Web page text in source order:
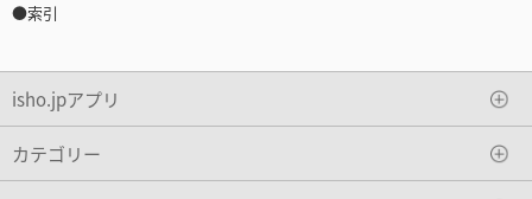
●索引
isho.jpアプリ
カテゴリー